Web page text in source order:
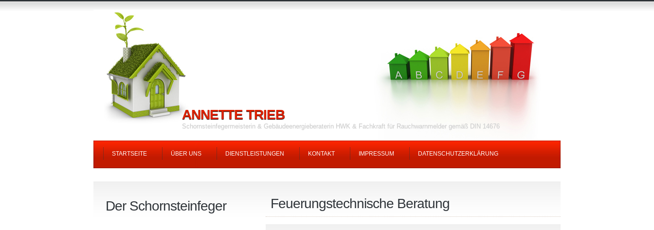
ANNETTE TRIEB
Schornsteinfegermeisterin & Gebäudeenergieberaterin HWK & Fachkraft für Rauchwarnmelder gemäß DIN 14676
STARTSEITE ÜBER UNS DIENSTLEISTUNGEN KONTAKT IMPRESSUM DATENSCHUTZERKLÄRUNG
Feuerungstechnische Beratung
Der Schornsteinfeger